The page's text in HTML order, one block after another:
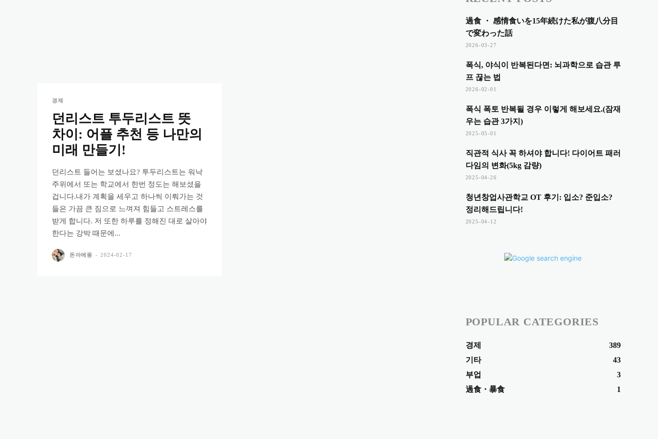
경제
던리스트 투두리스트 뜻
차이: 어플 추천 등 나만의
미래 만들기!
던리스트 들어는 보셨나요? 투두리스트는 워낙
주위에서 또는 학교에서 한번 정도는 해보셨을
겁니다.내가 계획을 세우고 하나씩 이뤄가는 것
들은 가끔 큰 짐으로 느껴져 힘들고 스트레스를
받게 합니다. 저 또한 하루를 정해진 대로 살아야
한다는 강박 때문에...
돈아에몽 - 2024-02-17
過食 ・ 感情食いを15年続けた私が腹八分目
で変わった話
2026-03-27
폭식, 야식이 반복된다면: 뇌과학으로 습관 루
프 끊는 법
2026-02-01
폭식 폭토 반복될 경우 이렇게 해보세요.(잠재
우는 습관 3가지)
2025-05-01
직관적 식사 꼭 하셔야 합니다! 다이어트 패러
다임의 변화(5kg 감량)
2025-04-26
청년창업사관학교 OT 후기: 입소? 준입소?
정리해드립니다!
2025-04-12
POPULAR CATEGORIES
경제
389
기타
43
부업
3
過食・暴食
1